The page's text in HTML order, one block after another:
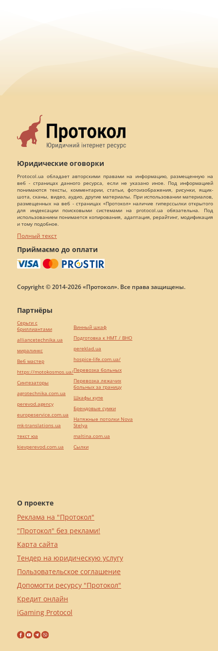
Юридические оговорки
Protocol.ua обладает авторскими правами на информацию, размещенную на
веб - страницах данного ресурса, если не указано иное. Под информацией
понимаются тексты, комментарии, статьи, фотоизображения, рисунки, ящик-
шота, сканы, видео, аудио, другие материалы. При использовании материалов,
размещенных на веб - страницах «Протокол» наличие гиперссылки открытого
для индексации поисковыми системами на protocol.ua обязательна. Под
использованием понимается копирования, адаптация, рерайтинг, модификация
и тому подобное.
Полный текст
Приймаємо до оплати
Copyright © 2014-2026 «Протокол». Все права защищены.
О проекте
Реклама на "Протокол"
"Протокол" без реклами!
Карта сайта
Тендер на юридическую услугу
Пользовательское соглашение
Допомогти ресурсу "Протокол"
Кредит онлайн
iGaming Protocol
Партнёры
Серьги с
бриллиантами
alliancetechnika.ua
миралинкс
Веб мастер
https://motokosmos.ua/
Синтезаторы
agrotechnika.com.ua
perevod.agency
europeservice.com.ua
mk-translations.ua
текст юа
kievperevod.com.ua
Винный шкаф
Подготовка к НМТ / ВНО
pereklad.ua
hospice-life.com.ua/
Перевозка больных
Перевозка лежачих
больных за границу
Шкафы купе
Брендовые сумки
Натяжные потолки Nova
Stelya
maltina.com.ua
Cылки